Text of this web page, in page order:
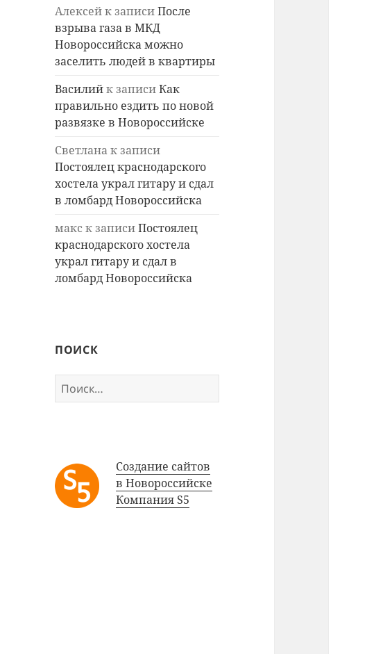
Алексейк записиПосле
взрыва газа в МКД
Новороссийска можно
заселить людей в квартиры
Василийк записиКак
правильно ездить по новой
развязке в Новороссийске
Светланак записи
Постоялец краснодарского
хостела украл гитару и сдал
в ломбард Новороссийска
макск записиПостоялец
краснодарского хостела
украл гитару и сдал в
ломбард Новороссийска
ПОИСК
Найти:
Создание сайтов
в Новороссийске
Компания S5